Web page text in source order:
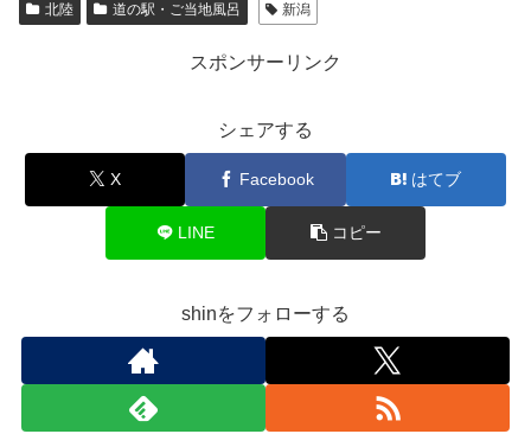
北陸 道の駅・ご当地風呂 新潟
スポンサーリンク
シェアする
X Facebook はてブ
LINE コピー
shinをフォローする